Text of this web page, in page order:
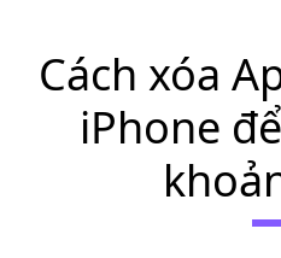
Cách xóa
iPhone